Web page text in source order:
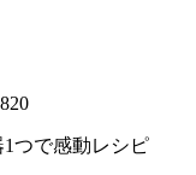
1つで感動レシピ